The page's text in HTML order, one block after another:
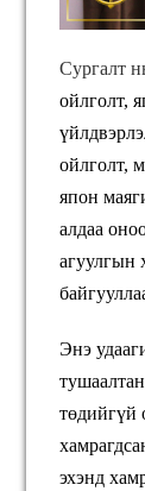
Сургалт
ойлголт,
ойлголт,
япон
алдаа
агуулгын
Энэ
төдийгүй
эхэнд